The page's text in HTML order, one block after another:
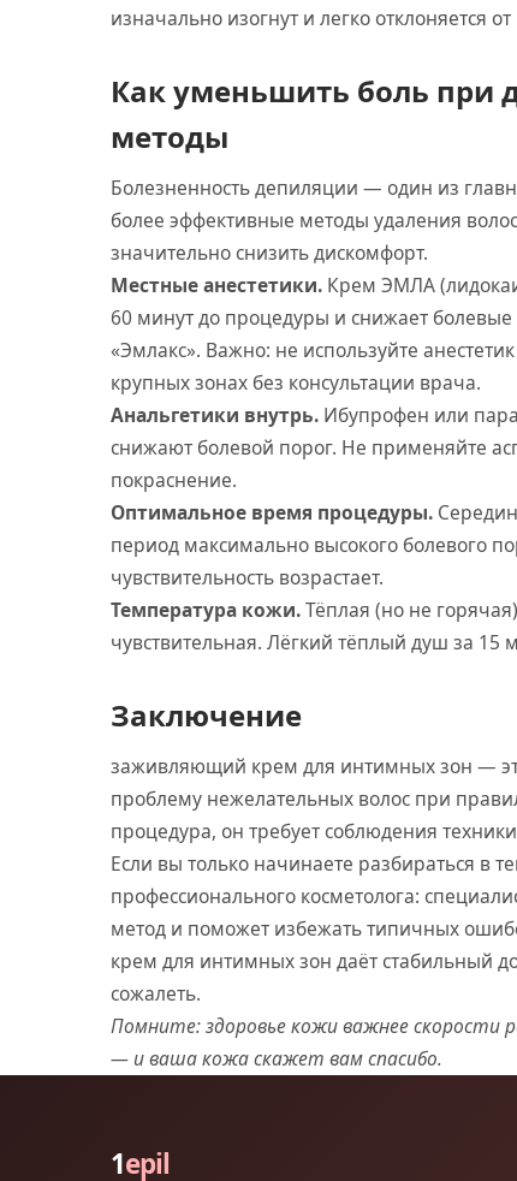
изначально изогнут и легко отклоняется
Как уменьшить боль при
методы
Болезненность депиляции — один из
более эффективные методы удаления
значительно снизить дискомфорт.
Местные анестетики. Крем ЭМЛА
60 минут до процедуры и снижает
«Эмлакс». Важно: не используйте
крупных зонах без консультации врача.
Анальгетики внутрь. Ибупрофен или
снижают болевой порог. Не применяйте
покраснение.
Оптимальное время процедуры.
период максимально высокого болевого
чувствительность возрастает.
Температура кожи.Тёплая (но не
чувствительная. Лёгкий тёплый душ за 15
Заключение
заживляющий крем для интимных зон —
проблему нежелательных волос при
процедура, он требует соблюдения
Если вы только начинаете разбираться в
профессионального косметолога:
метод и поможет избежать типичных
крем для интимных зон даёт стабильный
сожалеть.
Помните: здоровье кожи важнее скорости
— и ваша кожа скажет вам спасибо.
1epil